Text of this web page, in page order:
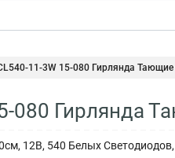
11-3W 15-080 Гирлянда Тающие
080 Гирлянда
12В, 540 Белых